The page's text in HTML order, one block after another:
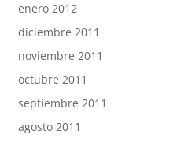
enero 2012
diciembre 2011
noviembre 2011
octubre 2011
septiembre 2011
agosto 2011